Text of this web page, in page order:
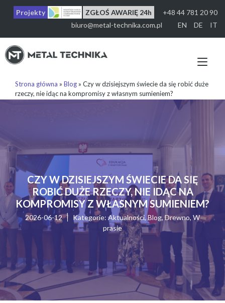
Projekty ZGŁOŚ AWARIĘ 24h
+48 44 781 20 90
biuro@metal-technika.com.pl
EN DE IT
Strona główna » Blog » Czy w dzisiejszym świecie da się robić duże
rzeczy, nie idąc na kompromisy z własnym sumieniem?
CZY W DZISIEJSZYM ŚWIECIE DA SIĘ
ROBIĆ DUŻE RZECZY, NIE IDĄC NA
KOMPROMISY Z WŁASNYM SUMIENIEM?
2026-06-12 Kategorie: Aktualności,Blog,Drewno, W
prasie